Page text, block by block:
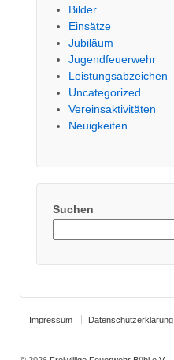
Bilder
Einsätze
Jubiläum
Jugendfeuerwehr
Leistungsabzeichen
Uncategorized
Vereinsaktivitäten
Neuigkeiten
Suchen
Impressum Datenschutzerklärung